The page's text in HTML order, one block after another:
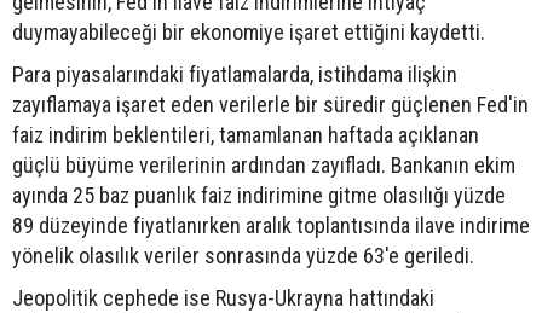
duymayabileceği bir ekonomiye işaret ettiğini kaydetti.
Para piyasalarındaki fiyatlamalarda, istihdama ilişkin
zayıflamaya işaret eden verilerle bir süredir güçlenen Fed'in
faiz indirim beklentileri, tamamlanan haftada açıklanan
güçlü büyüme verilerinin ardından zayıfladı. Bankanın ekim
ayında 25 baz puanlık faiz indirimine gitme olasılığı yüzde
89 düzeyinde fiyatlanırken aralık toplantısında ilave indirime
yönelik olasılık veriler sonrasında yüzde 63'e geriledi.
Jeopolitik cephede ise Rusya-Ukrayna hattındaki